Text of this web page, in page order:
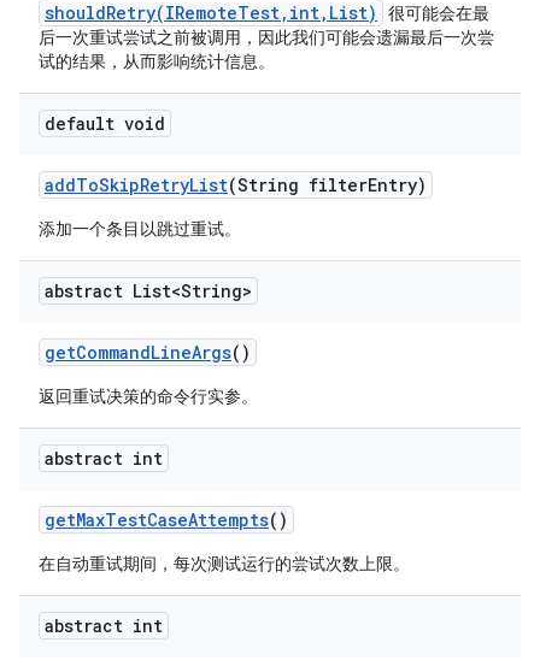
shouldRetry(IRemoteTest,int,List)
很可能会在最
后一次重试尝试之前被调用，因此我们可能会遗漏最后一次尝
试的结果，从而影响统计信息。
default void
addToSkipRetryList(String filterEntry)
添加一个条目以跳过重试。
abstract List<String>
getCommandLineArgs()
返回重试决策的命令行实参。
abstract int
getMaxTestCaseAttempts()
在自动重试期间，每次测试运行的尝试次数上限。
abstract int